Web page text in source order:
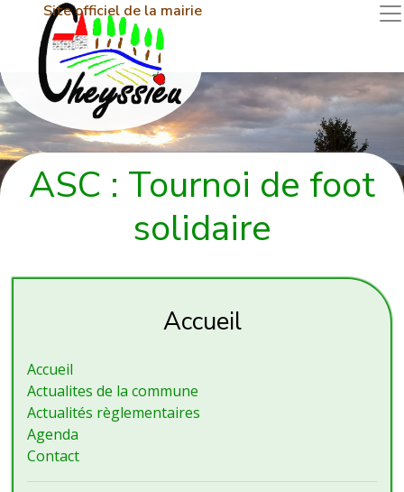
Site officiel de la mairie
ASC : Tournoi de foot
solidaire
Accueil
Accueil
Actualites de la commune
Actualités règlementaires
Agenda
Contact